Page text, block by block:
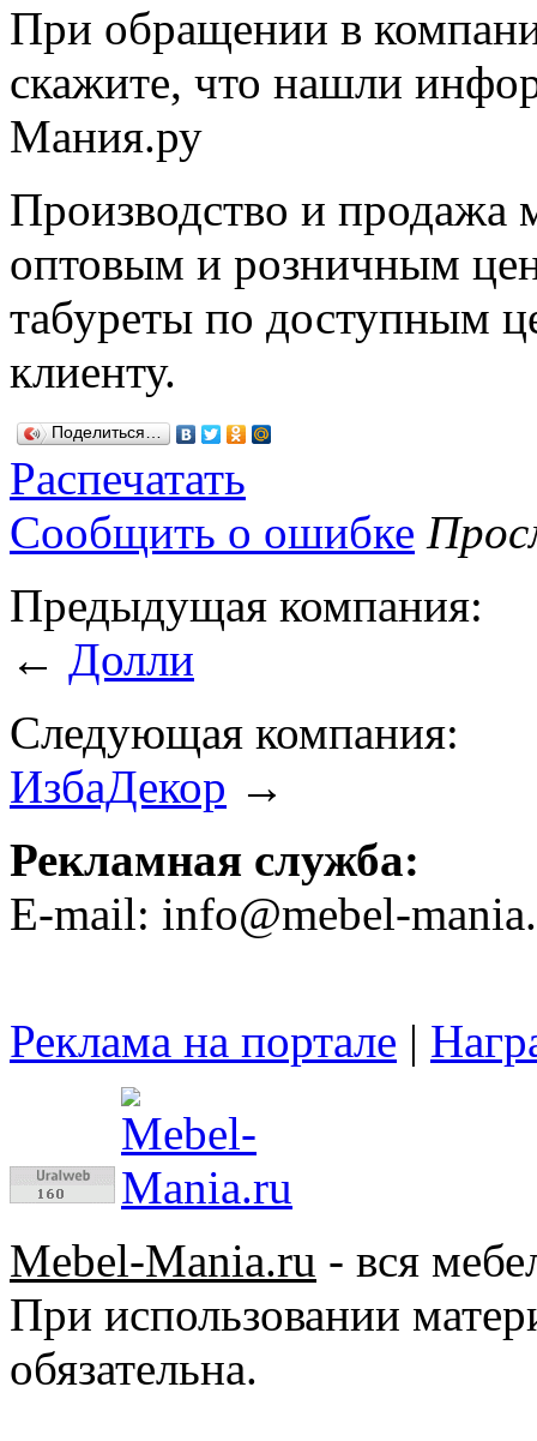
При обращении в
скажите, что нашли
Мания.ру
Производство и продажа
оптовым и розничным
табуреты по доступным
клиенту.
Поделиться…
Распечатать
Сообщить о ошибке
Предыдущая компания:
← Долли
Следующая компания:
ИзбаДекор →
Рекламная служба:
E-mail: info@mebel-
Реклама на портале |
Mebel-Mania.ru - вся
При использовании
обязательна.